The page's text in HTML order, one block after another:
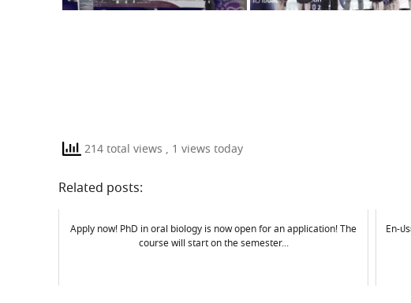
214 total views , 1 views today
Related posts:
Apply now! PhD in oral biology is now open for an application! The
course will start on the semester...
En-ป